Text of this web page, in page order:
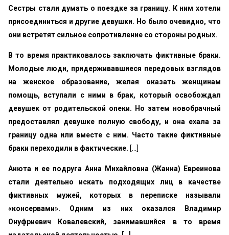
Сестры стали думать о поездке за границу. К ним хотели
присоединиться и другие девушки. Но было оче­видно, что
они встретят сильное сопротивление со сторо­ны родных.
В то время практиковалось заключать фиктивные бра­ки.
Молодые люди, придерживавшиеся передовых взгля­дов
на женское образование, желая оказать женщинам
помощь, вступали с ними в брак, который освобождал
девушек от родительской опеки. Но затем новобрачный
предоставлял девушке полную свободу, и она ехала за
границу одна или вместе с ним. Часто такие фиктивные
браки переходили в фактические. […]
Анюта и ее подруга Анна Михайловна (Жанна) Евреинова
стали деятельно искать подходящих лиц в каче­стве
фиктивных мужей, которых в переписке называли
«консервами». Одним из них оказался Владимир
Онуфриевич Ковалевский, занимавшийся в то время